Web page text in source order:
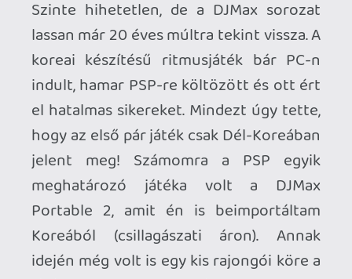
Square epizód az egyik legkeményebb
részként ismert. Az első nemzetközi
egyfajta remixe az első két résznek.
Amerikában kijött UMD-n (uh, nagyon
menő volt ez a PSP-s lemezformátum),
Európában csak digitálisan volt elérhető
a PS Store-ból. A 2010-es évek viszonylag
eseménytelenül teltek, sok mobilos játék
mellett a PS Vitás DJMax Technika Tune
méltó említésre, sajnos az
érintőképernyős megoldás nem sikerült
túl jól.